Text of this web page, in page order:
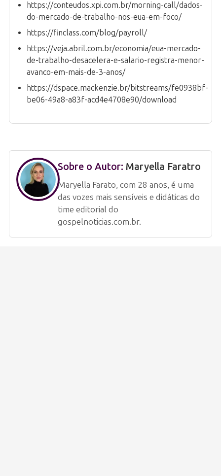
https://conteudos.xpi.com.br/morning-call/dados-
do-mercado-de-trabalho-nos-eua-em-foco/
https://finclass.com/blog/payroll/
https://veja.abril.com.br/economia/eua-mercado-
de-trabalho-desacelera-e-salario-registra-menor-
avanco-em-mais-de-3-anos/
https://dspace.mackenzie.br/bitstreams/fe0938bf-
be06-49a8-a83f-acd4e4708e90/download
Sobre o Autor: Maryella Faratro
Maryella Farato, com 28 anos, é uma
das vozes mais sensíveis e didáticas do
time editorial do
gospelnoticias.com.br.